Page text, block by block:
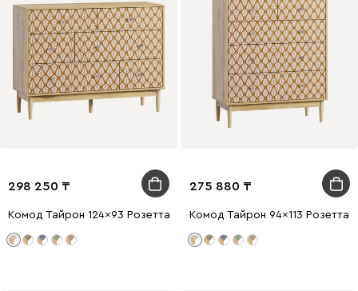
298 250
Комод Тайрон 124x93 Розетта
275 880
Комод Тайрон 94x113 Розетта